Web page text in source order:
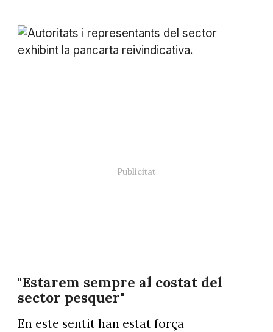
"Estarem sempre al costat del
sector pesquer"
En este sentit han estat força